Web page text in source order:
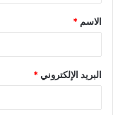
الاسم *
البريد الإلكتروني*